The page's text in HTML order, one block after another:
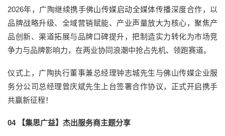
2026年，广陶继续携手佛山传媒启动全媒体传播深度合作，以
品牌战略升级、全域营销赋能、产业声量放大为核心，聚焦产
品创新、渠道拓展与品牌口碑提升，把制造实力转化为市场竞
争力与品牌影响力，在两业协同浪潮中抢占先机、领跑赛道。
仪式上，广陶执行董事兼总经理钟志城先生与佛山传媒企业服
务分公司总经理曾庆斌先生上台签署合作协议，正式开启携手
共赢新征程！
04 【集思广益】杰出服务商主题分享